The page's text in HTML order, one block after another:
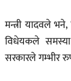
शिक्षा
विचार
मन्त्री यादवले
विधेयकले
सरकारले गम्भीर